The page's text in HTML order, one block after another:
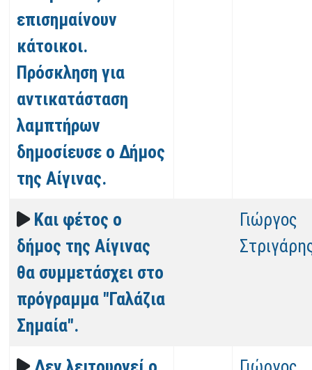
επισημαίνουν
κάτοικοι.
Πρόσκληση για
αντικατάσταση
λαμπτήρων
δημοσίευσε ο Δήμος
της Αίγινας.
Και φέτος ο
δήμος της Αίγινας
θα συμμετάσχει στο
πρόγραμμα "Γαλάζια
Σημαία".
Γιώργος